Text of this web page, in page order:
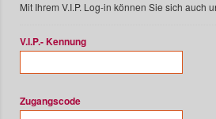
Mit Ihrem V.I.P. Log-in können Sie sich auch
V.I.P.- Kennung
Zugangscode